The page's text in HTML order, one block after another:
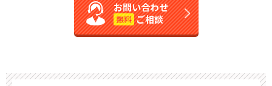
お問い合わせ
無料 ご相談